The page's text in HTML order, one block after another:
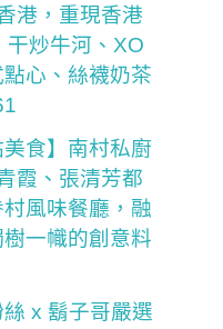
港，重現香港
干炒牛河、XO
心、絲襪奶茶
美食】南村私廚
霞、張清芳都
風味餐廳，融
一幟的創意料
絲 x 鬍子哥嚴選